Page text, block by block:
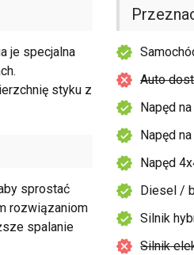
je specjalna
styku z
sprostać
rozwiązaniom
spalanie
Auto
Napęd
Napęd
Napęd
Diesel /
Silnik
Silnik